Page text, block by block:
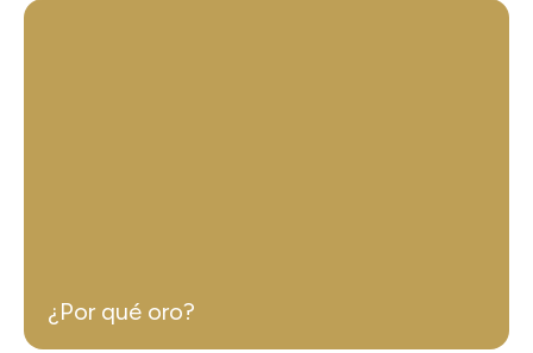
¿Por qué oro?